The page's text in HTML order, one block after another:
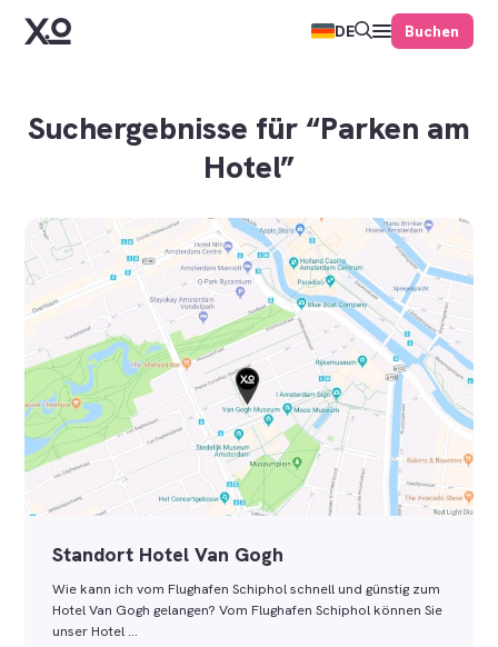
DE Buchen
Suchergebnisse für “Parken am
Hotel”
Standort Hotel Van Gogh
Wie kann ich vom Flughafen Schiphol schnell und günstig zum
Hotel Van Gogh gelangen? Vom Flughafen Schiphol können Sie
unser Hotel …